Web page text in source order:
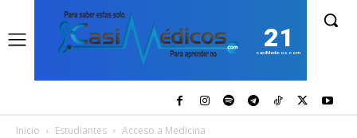
21
casiMedicos.com
Inicio Estudiantes Acceso a Medicina